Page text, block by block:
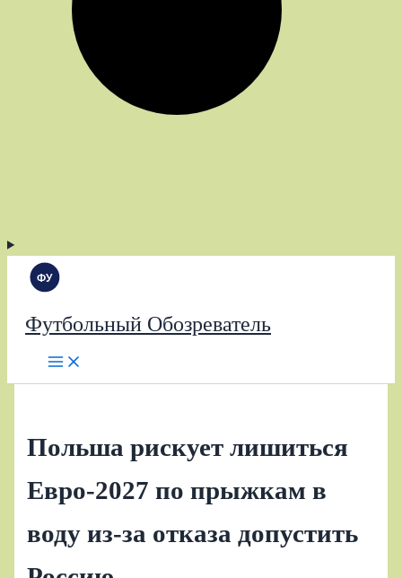
Футбольный Обозреватель
Польша рискует лишиться
Евро‑2027 по прыжкам в
воду из‑за отказа допустить